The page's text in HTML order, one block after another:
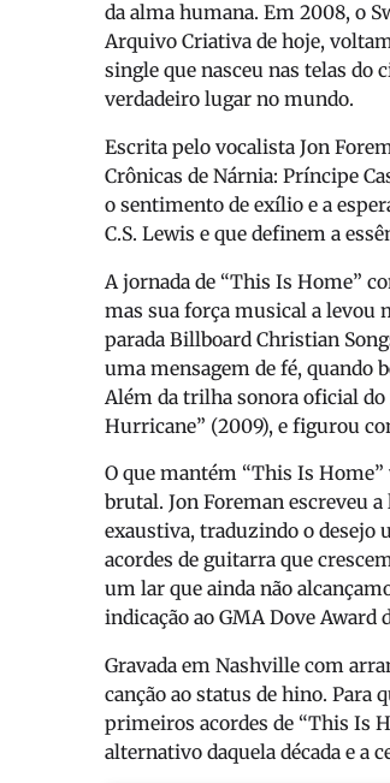
da alma humana. Em 2008, o
Arquivo Criativa de hoje,
single que nasceu nas telas do
verdadeiro lugar no mundo.
Escrita pelo vocalista Jon
Crônicas de Nárnia: Príncipe
o sentimento de exílio e a
C.S. Lewis e que definem a
A jornada de “This Is Home”
mas sua força musical a levou
parada Billboard Christian
uma mensagem de fé, quando
Além da trilha sonora oficial
Hurricane” (2009), e figurou
O que mantém “This Is
brutal. Jon Foreman escreveu
exaustiva, traduzindo o
acordes de guitarra que
um lar que ainda não
indicação ao GMA Dove Award
Gravada em Nashville com
canção ao status de hino. Para
primeiros acordes de “This Is
alternativo daquela década e a